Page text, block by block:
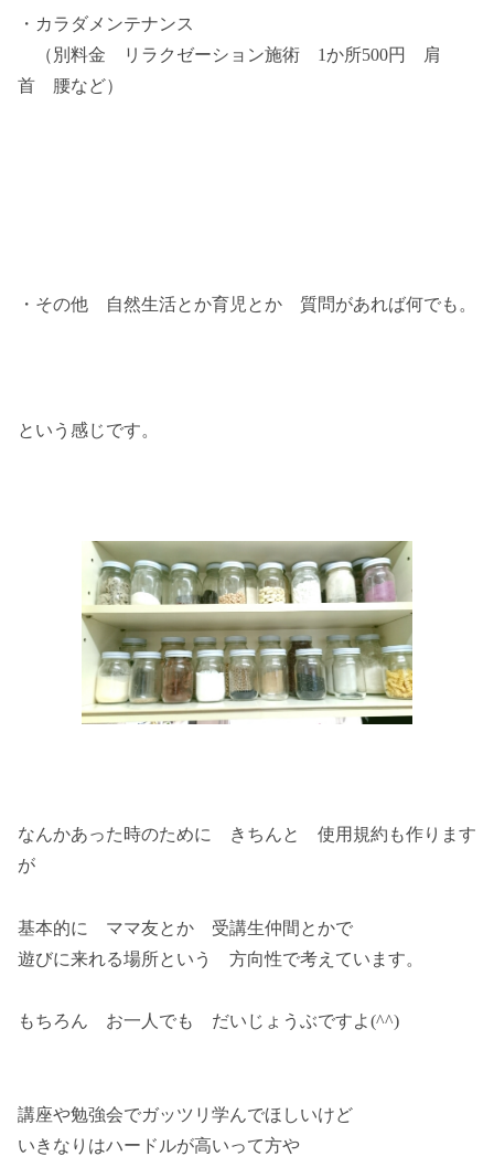
・カラダメンテナンス
（別料金 リラクゼーション施術 1か所500円 肩
首 腰など）
・その他 自然生活とか育児とか 質問があれば何でも。
という感じです。
なんかあった時のために きちんと 使用規約も作ります
が
基本的に ママ友とか 受講生仲間とかで
遊びに来れる場所という 方向性で考えています。
もちろん お一人でも だいじょうぶですよ(^^)
講座や勉強会でガッツリ学んでほしいけど
いきなりはハードルが高いって方や